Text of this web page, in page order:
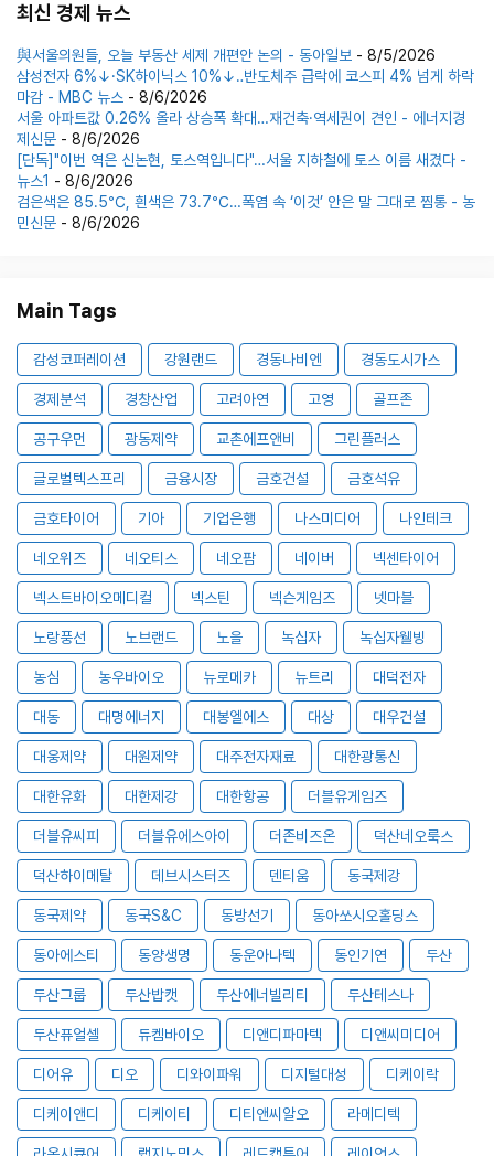
최신 경제 뉴스
與서울의원들, 오늘 부동산 세제 개편안 논의 - 동아일보 - 8/5/2026
삼성전자 6%↓·SK하이닉스 10%↓‥반도체주 급락에 코스피 4% 넘게 하락
마감 - MBC 뉴스 - 8/6/2026
서울 아파트값 0.26% 올라 상승폭 확대…재건축·역세권이 견인 - 에너지경
제신문 - 8/6/2026
[단독]"이번 역은 신논현, 토스역입니다"…서울 지하철에 토스 이름 새겼다 -
뉴스1 - 8/6/2026
검은색은 85.5℃, 흰색은 73.7℃…폭염 속 ‘이것’ 안은 말 그대로 찜통 - 농
민신문 - 8/6/2026
Main Tags
감성코퍼레이션 강원랜드 경동나비엔 경동도시가스
경제분석 경창산업 고려아연 고영 골프존
공구우먼 광동제약 교촌에프앤비 그린플러스
글로벌텍스프리 금융시장 금호건설 금호석유
금호타이어 기아 기업은행 나스미디어 나인테크
네오위즈 네오티스 네오팜 네이버 넥센타이어
넥스트바이오메디컬 넥스틴 넥슨게임즈 넷마블
노랑풍선 노브랜드 노을 녹십자 녹십자웰빙
농심 농우바이오 뉴로메카 뉴트리 대덕전자
대동 대명에너지 대봉엘에스 대상 대우건설
대웅제약 대원제약 대주전자재료 대한광통신
대한유화 대한제강 대한항공 더블유게임즈
더블유씨피 더블유에스아이 더존비즈온 덕산네오룩스
덕산하이메탈 데브시스터즈 덴티움 동국제강
동국제약 동국S&C 동방선기 동아쏘시오홀딩스
동아에스티 동양생명 동운아나텍 동인기연 두산
두산그룹 두산밥캣 두산에너빌리티 두산테스나
두산퓨얼셀 듀켐바이오 디앤디파마텍 디앤씨미디어
디어유 디오 디와이파워 디지털대성 디케이락
디케이앤디 디케이티 디티앤씨알오 라메디텍